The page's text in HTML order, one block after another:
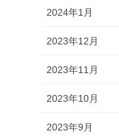
2024年1月
2023年12月
2023年11月
2023年10月
2023年9月